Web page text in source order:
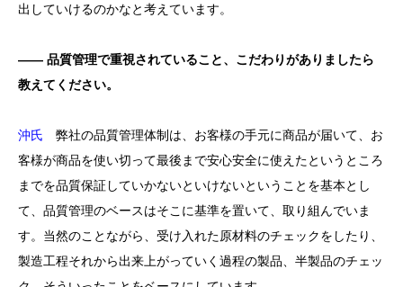
出していけるのかなと考えています。
―― 品質管理で重視されていること、こだわりがありましたら
教えてください。
沖氏 弊社の品質管理体制は、お客様の手元に商品が届いて、お
客様が商品を使い切って最後まで安心安全に使えたというところ
までを品質保証していかないといけないということを基本とし
て、品質管理のベースはそこに基準を置いて、取り組んでいま
す。当然のことながら、受け入れた原材料のチェックをしたり、
製造工程それから出来上がっていく過程の製品、半製品のチェッ